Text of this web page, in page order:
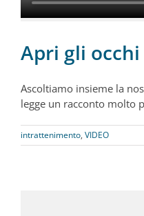
Apri gli
Ascoltiamo insieme la
legge un racconto molto
intrattenimento, VIDEO